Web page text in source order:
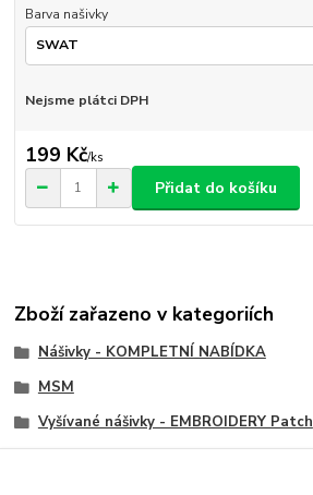
Barva našivky
Nejsme plátci DPH
199 Kč/ks
Přidat do košíku
Zboží zařazeno v kategoriích
Nášivky - KOMPLETNÍ NABÍDKA
MSM
Vyšívané nášivky - EMBROIDERY Patch